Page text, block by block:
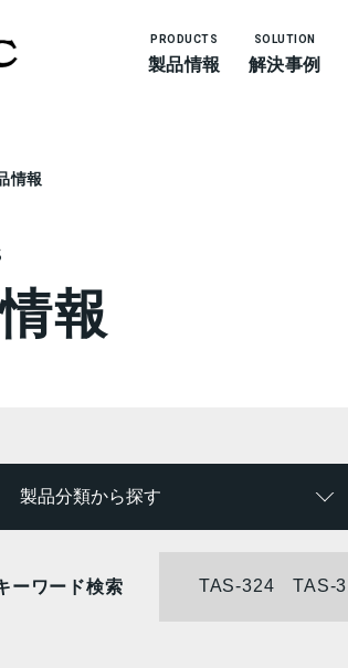
PRODUCTS
製品情報
SOLUTION
解決事例
情報
報
製品分類から探す
ーワード検索